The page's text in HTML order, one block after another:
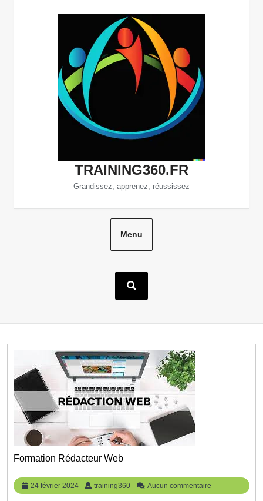
TRAINING360.FR
Grandissez, apprenez, réussissez
Menu
Formation Rédacteur Web
24 février 2024
24
février
training360 training360
Aucun commentaire